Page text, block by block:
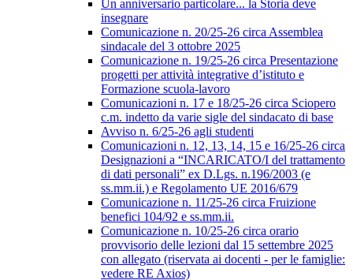
Un anniversario particolare... la Storia deve
insegnare
Comunicazione n. 20/25-26 circa Assemblea
sindacale del 3 ottobre 2025
Comunicazione n. 19/25-26 circa Presentazione
progetti per attività integrative d’istituto e
Formazione scuola-lavoro
Comunicazioni n. 17 e 18/25-26 circa Sciopero
c.m. indetto da varie sigle del sindacato di base
Avviso n. 6/25-26 agli studenti
Comunicazioni n. 12, 13, 14, 15 e 16/25-26 circa
Designazioni a “INCARICATO/I del trattamento
di dati personali” ex D.Lgs. n.196/2003 (e
ss.mm.ii.) e Regolamento UE 2016/679
Comunicazione n. 11/25-26 circa Fruizione
benefici 104/92 e ss.mm.ii.
Comunicazione n. 10/25-26 circa orario
provvisorio delle lezioni dal 15 settembre 2025
con allegato (riservata ai docenti - per le famiglie:
vedere RE Axios)